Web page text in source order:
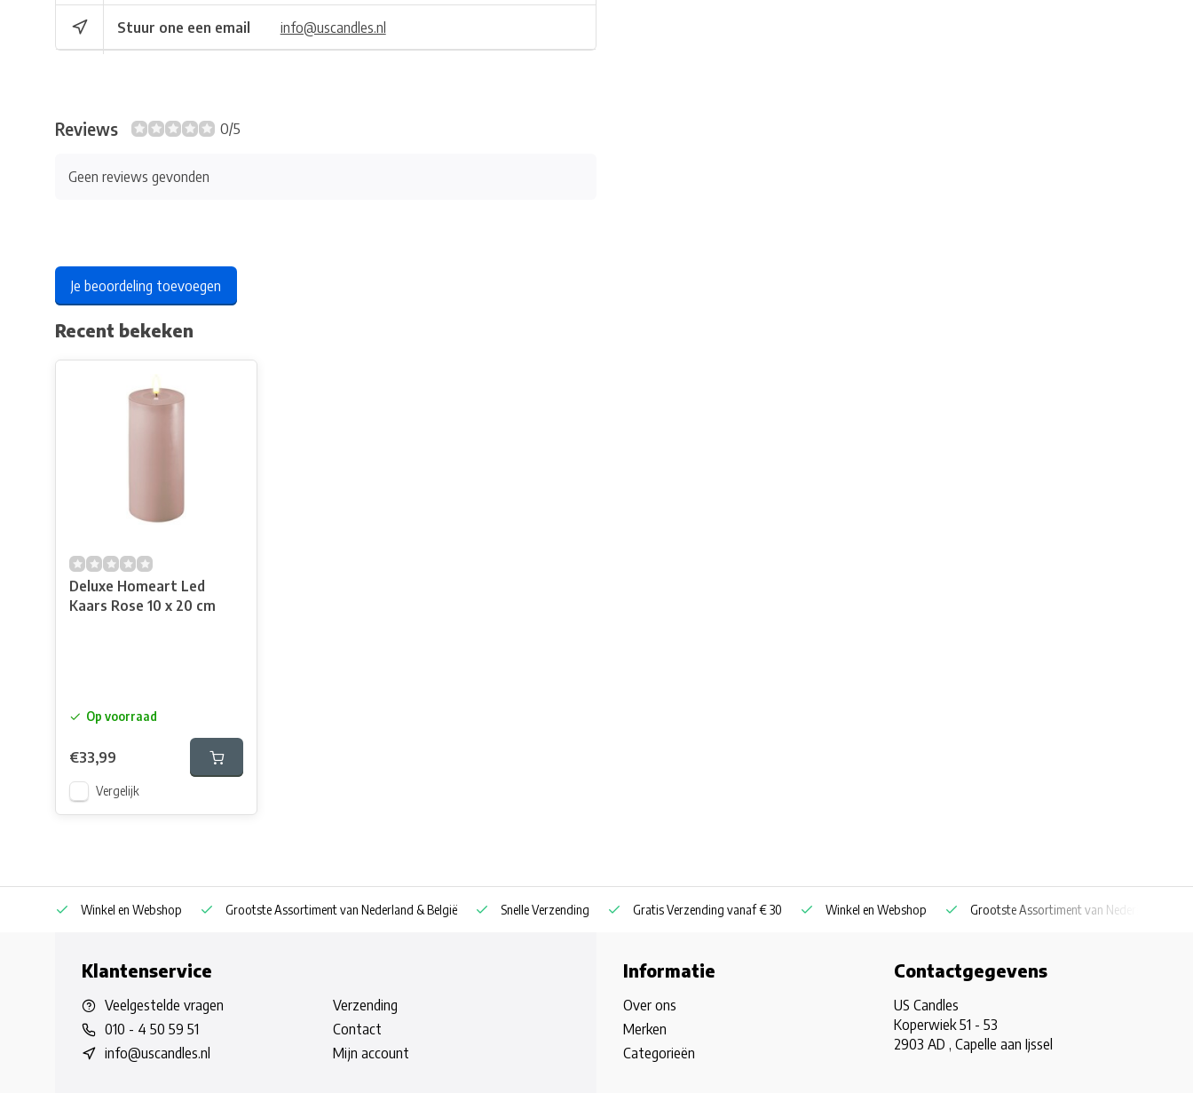
Stuur one een email info@uscandles.nl
Reviews 0/5
Geen reviews gevonden
Je beoordeling toevoegen
Recent bekeken
Deluxe Homeart Led
Kaars Rose 10 x 20 cm
Op voorraad
€33,99
Vergelijk
Winkel en Webshop Grootste Assortiment van Nederland & België Snelle Verzending Gratis Verzending vanaf € 30 Winkel en Webshop Grootste Assortiment van Nederland &
Klantenservice
Veelgestelde vragen
010 - 4 50 59 51
info@uscandles.nl
Verzending
Contact
Mijn account
Informatie
Over ons
Merken
Categorieën
Contactgegevens
US Candles
Koperwiek 51 - 53
2903 AD , Capelle aan Ijssel